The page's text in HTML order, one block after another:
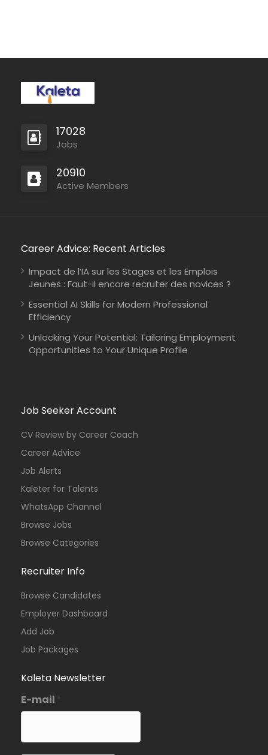
Mozambique
International Union for Conservation of Nature
Consultancy
Kenya Johanniter-Unfall-Hilfe Full Time
17028
Jobs
20910
Active Members
Career Advice: Recent Articles
Impact de l’IA sur les Stages et les Emplois
Jeunes : Faut-il encore recruter des novices ?
Essential AI Skills for Modern Professional
Efficiency
Unlocking Your Potential: Tailoring Employment
Opportunities to Your Unique Profile
Job Seeker Account
CV Review by Career Coach
Career Advice
Job Alerts
Kaleter for Talents
WhatsApp Channel
Browse Jobs
Browse Categories
Recruiter Info
Browse Candidates
Employer Dashboard
Add Job
Job Packages
Kaleta Newsletter
E-mail *